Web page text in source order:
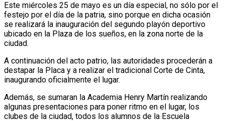
Este miércoles 25 de mayo es un día especial, no sólo por el
festejo por el día de la patria, sino porque en dicha ocasión
se realizará la inauguración del segundo playón deportivo
ubicado en la Plaza de los sueños, en la zona norte de la
ciudad.
A continuación del acto patrio, las autoridades procederán a
destapar la Placa y a realizar el tradicional Corte de Cinta,
inaugurando oficialmente el lugar.
Además, se sumaran la Academia Henry Martín realizando
algunas presentaciones para poner ritmo en el lugar, los
clubes de la ciudad, todos los alumnos de la Escuela